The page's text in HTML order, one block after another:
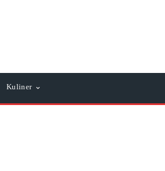
Kuliner